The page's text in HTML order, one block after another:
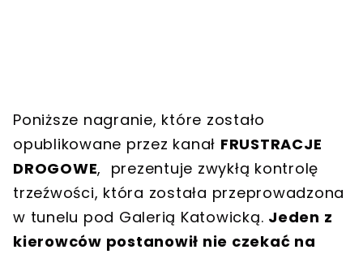
Poniższe nagranie, które zostało
opublikowane przez kanał FRUSTRACJE
DROGOWE, prezentuje zwykłą kontrolę
trzeźwości, która została przeprowadzona
w tunelu pod Galerią Katowicką. Jeden z
kierowców postanowił nie czekać na